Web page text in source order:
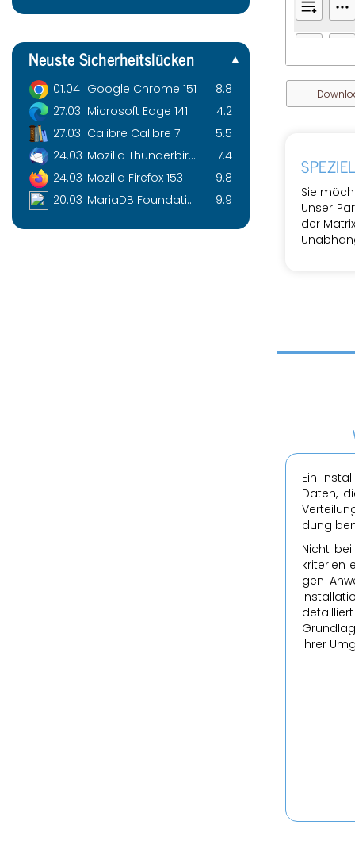
Neus­te Si­cher­heits­lü­cken
01.04 Goog­le Chro­me 151
8.8
27.03 Mi­cro­soft Edge 141
4.2
27.03 Ca­libre Ca­libre 7
5.5
24.03
Mo­zil­la Thun­der­bird ESR 153
7.4
24.03 Mo­zil­la Fire­fox 153
9.8
20.03
Ma­riaDB Founda­ti­on Ma­riaDB 10 9.9
Sie
Unser
der
Ein
Daten,
dung
Nicht
kri­te­ri­en
gen
ihrer